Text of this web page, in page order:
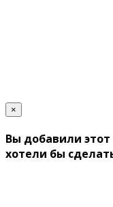
×
Вы добавили
хотели бы